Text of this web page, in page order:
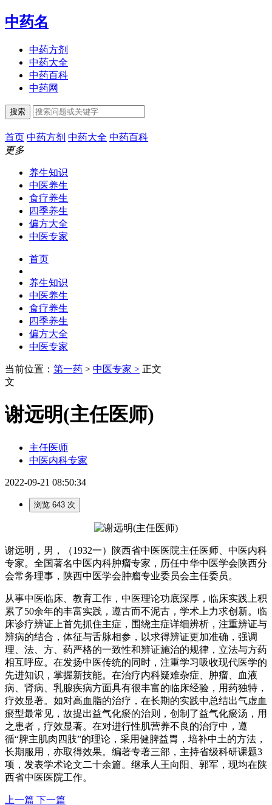
中药名
中药方剂
中药大全
中药百科
中药网
搜索
首页 中药方剂 中药大全 中药百科
更多
养生知识
中医养生
食疗养生
四季养生
偏方大全
中医专家
首页
养生知识
中医养生
食疗养生
四季养生
偏方大全
中医专家
当前位置： 第一药 > 中医专家 > 正文
文
谢远明(主任医师)
主任医师
中医内科专家
2022-09-21 08:50:34
浏览 643 次
谢远明，男，（1932一）陕西省中医医院主任医师、中医内科
专家。全国著名中医内科肿瘤专家，历任中华中医学会陕西分
会常务理事，陕西中医学会肿瘤专业委员会主任委员。
从事中医临床、教育工作，中医理论功底深厚，临床实践上积
累了50余年的丰富实践，遵古而不泥古，学术上力求创新。临
床诊疗辨证上首先抓住主症，围绕主症详细辨析，注重辨证与
辨病的结合，体征与舌脉相参，以求得辨证更加准确，强调
理、法、方、药严格的一致性和辨证施治的规律，立法与方药
相互呼应。在发扬中医传统的同时，注重学习吸收现代医学的
先进知识，掌握新技能。在治疗内科疑难杂症、肿瘤、血液
病、肾病、乳腺疾病方面具有很丰富的临床经验，用药独特，
疗效显著。如对高血脂的治疗，在长期的实践中总结出气虚血
瘀型最常见，故提出益气化瘀的治则，创制了益气化瘀汤，用
之患者，疗效显著。在对进行性肌营养不良的治疗中，遵
循“脾主肌肉四肢”的理论，采用健脾益胃，培补中土的方法，
长期服用，亦取得效果。编著专著三部，主持省级科研课题3
项，发表学术论文二十余篇。继承人王向阳、郭军，现均在陕
西省中医医院工作。
上一篇 下一篇